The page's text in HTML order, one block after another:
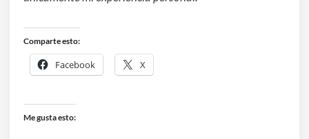
Comparte esto:
Facebook X
Me gusta esto: